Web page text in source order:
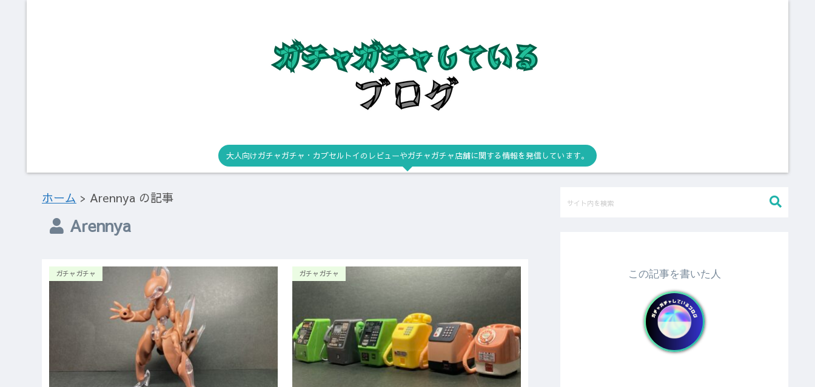
大人向けガチャガチャ・カプセルトイのレビューやガチャガチャ店舗に関する情報を発信しています。
ホーム > Arennya の記事
Arennya
ガチャガチャ ガチャガチャ この記事を書いた人